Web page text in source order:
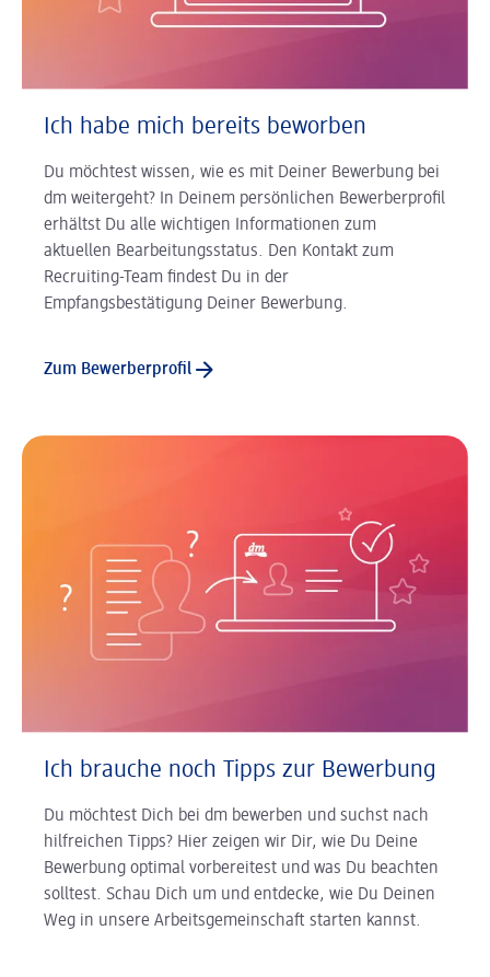
Ich habe mich bereits beworben
Du möchtest wissen, wie es mit Deiner Bewerbung bei
dm weitergeht? In Deinem persönlichen Bewerberprofil
erhältst Du alle wichtigen Informationen zum
aktuellen Bearbeitungsstatus. Den Kontakt zum
Recruiting-Team findest Du in der
Empfangsbestätigung Deiner Bewerbung.
Zum Bewerberprofil
Ich brauche noch Tipps zur Bewerbung
Du möchtest Dich bei dm bewerben und suchst nach
hilfreichen Tipps? Hier zeigen wir Dir, wie Du Deine
Bewerbung optimal vorbereitest und was Du beachten
solltest. Schau Dich um und entdecke, wie Du Deinen
Weg in unsere Arbeitsgemeinschaft starten kannst.